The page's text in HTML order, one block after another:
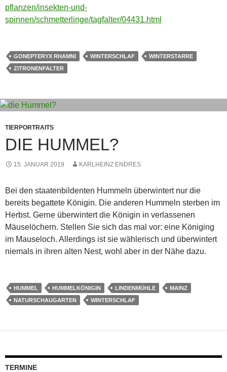
pflanzen/insekten-und-
spinnen/schmetterlinge/tagfalter/04431.html
GONEPTERYX RHAMNI WINTERSCHLAF
WINTERSTARRE
ZITRONENFALTER
TIERPORTRAITS
DIE HUMMEL?
15. JANUAR 2019 KARLHEINZ ENDRES
Bei den staatenbildenten Hummeln überwintert nur die
bereits begattete Königin. Die anderen Hummeln sterben im
Herbst. Gerne überwintert die Königin in verlassenen
Mäuselöchern. Stellen Sie sich das mal vor: eine Königing
im Mauseloch. Allerdings ist sie wählerisch und überwintert
niemals in ihren alten Nest, wohl aber in der Nähe dazu.
HUMMEL HUMMELKÖNIGIN LINDENMÜHLE
MAINZ
NATURSCHAUGARTEN
WINTERSCHLAF
TERMINE